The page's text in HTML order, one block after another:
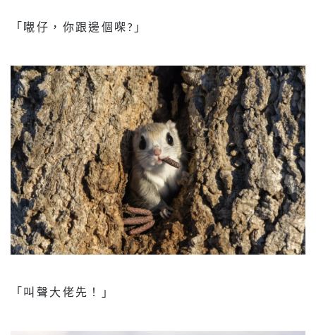
「𡃁仔，你跟邊個㗎?」
「叫聲大佬先！」